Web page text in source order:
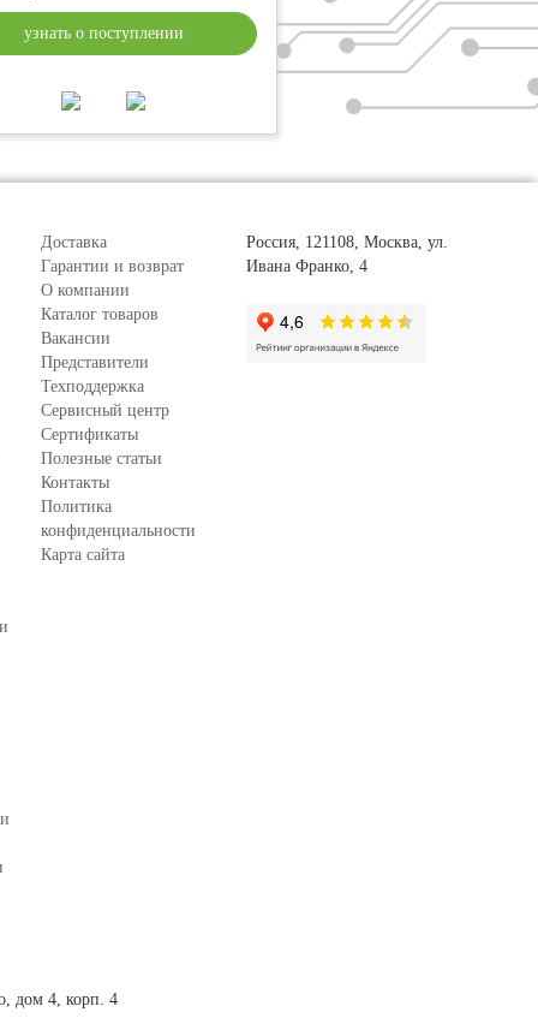
узнать о поступлении
Доставка
Гарантии и возврат
О компании
Каталог товаров
Вакансии
Представители
Техподдержка
Сервисный центр
Сертификаты
Полезные статьи
Контакты
Политика
конфиденциальности
Карта сайта
Россия, 121108, Москва, ул.
Ивана Франко, 4
дом 4, корп. 4